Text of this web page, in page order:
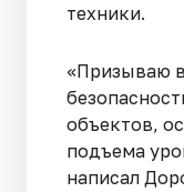
техники.
«Призываю
объектов,
подъема
написал